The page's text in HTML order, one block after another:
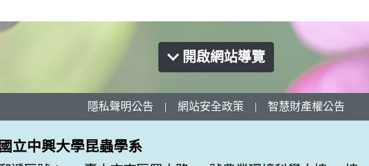
開啟網站導覽
隱私聲明公告 | 網站安全政策 | 智慧財產權公告
國立中興大學昆蟲學系